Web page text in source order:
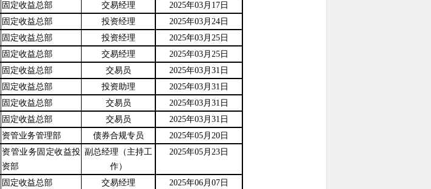
固定收益总部 交易经理
2025年03月17日
固定收益总部 投资经理
2025年03月24日
固定收益总部 投资经理
2025年03月25日
固定收益总部 交易经理
2025年03月25日
固定收益总部 交易员
2025年03月31日
固定收益总部 投资助理
2025年03月31日
固定收益总部 交易员
2025年03月31日
固定收益总部 交易员
2025年03月31日
资管业务管理部 债券合规专员
2025年05月20日
资管业务固定收益投
资部
副总经理（主持工
作）
2025年05月23日
固定收益总部 交易经理 2025年06月07日